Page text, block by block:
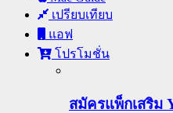
เปรียบเทียบ
แอฟ
โปรโมชั่น
สมัครแพ็กเสริม